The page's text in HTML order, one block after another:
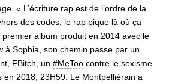
« L’écriture rap est de l’ordre de la
des codes, le rap pique là où ça
album produit en 2014 avec le
à Sophia, son chemin passe par un
FBitch, un #MeToo contre le sexisme
en 2018, 23H59. Le Montpelliérain a